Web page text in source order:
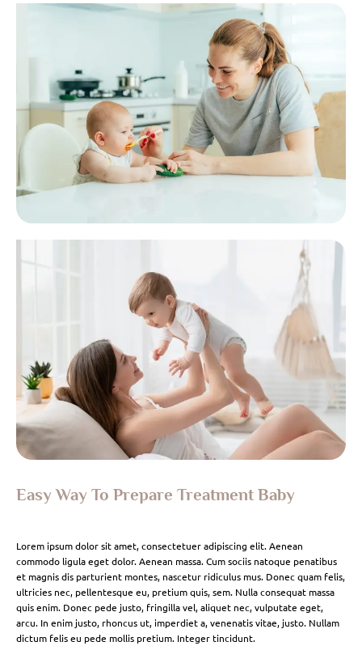
Easy Way To Prepare Treatment Baby
Lorem ipsum dolor sit amet, consectetuer adipiscing elit. Aenean
commodo ligula eget dolor. Aenean massa. Cum sociis natoque penatibus
et magnis dis parturient montes, nascetur ridiculus mus. Donec quam felis,
ultricies nec, pellentesque eu, pretium quis, sem. Nulla consequat massa
quis enim. Donec pede justo, fringilla vel, aliquet nec, vulputate eget,
arcu. In enim justo, rhoncus ut, imperdiet a, venenatis vitae, justo. Nullam
dictum felis eu pede mollis pretium. Integer tincidunt.